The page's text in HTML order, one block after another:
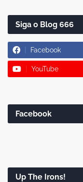
Siga o Blog 666
Facebook
YouTube
Facebook
Up The Irons!